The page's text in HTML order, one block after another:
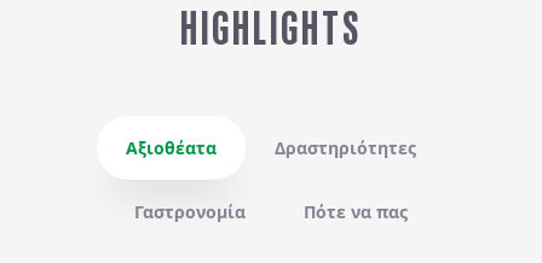
HIGHLIGHTS
Αξιοθέατα Δραστηριότητες
Γαστρονομία Πότε να πας